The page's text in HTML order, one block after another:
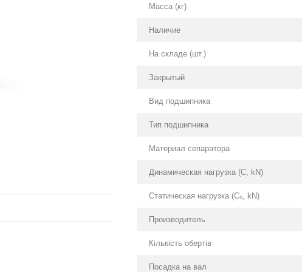
Масса (кг)
Наличие
На складе (шт.)
Закрытый
Вид подшипника
Тип подшипника
Материал сепаратора
Динамическая нагрузка (С, kN)
Статическая нагрузка (С₀, kN)
Производитель
Кількість обертів
Посадка на вал